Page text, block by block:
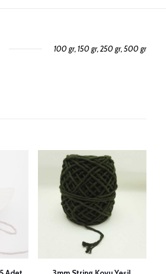
100 gr, 150 gr, 250 gr, 500 gr
siz olun
Gerekli alanlar*ile
4/5
yıldız